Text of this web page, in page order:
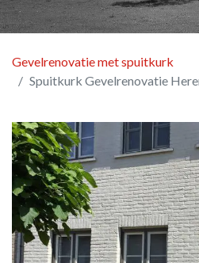
Gevelrenovatie met spuitkurk
Spuitkurk Gevelrenovatie